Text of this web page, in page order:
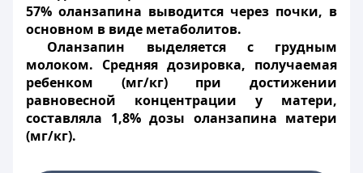
57% оланзапина выводится через почки, в
основном в виде метаболитов.
Оланзапин выделяется с грудным
молоком. Средняя дозировка, получаемая
ребенком (мг/кг) при достижении
равновесной концентрации у матери,
составляла 1,8% дозы оланзапина матери
(мг/кг).